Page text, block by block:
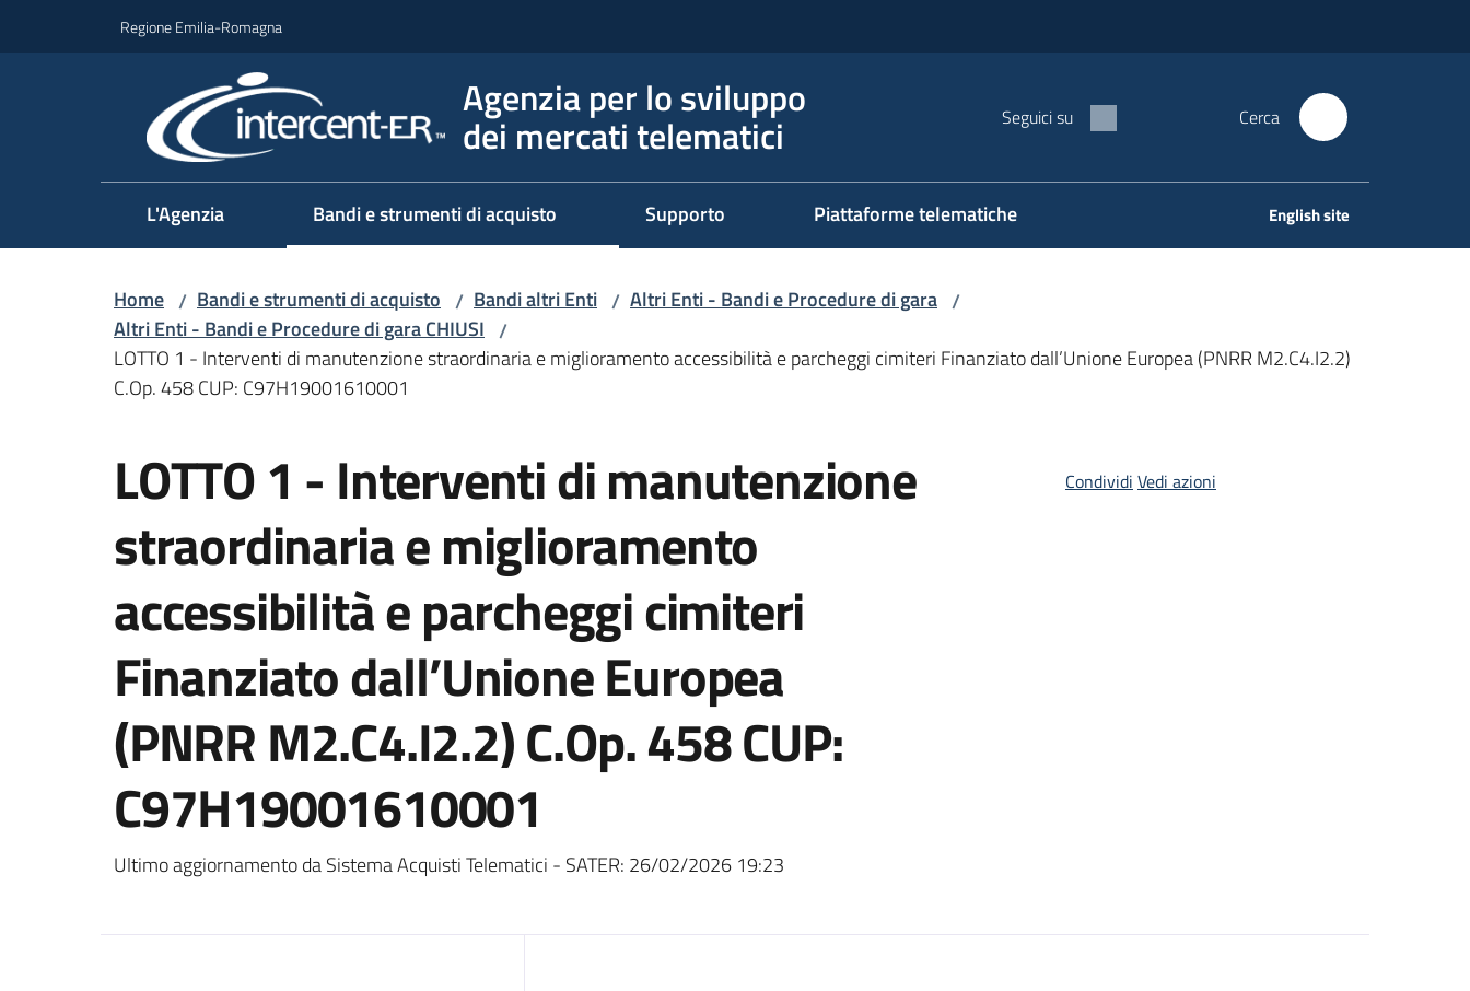
Regione Emilia-Romagna
Agenzia per lo sviluppo
dei mercati telematici Seguici su Cerca
L'Agenzia Bandi e strumenti di acquisto Supporto Piattaforme telematiche English site
Home / Bandi e strumenti di acquisto / Bandi altri Enti / Altri Enti - Bandi e Procedure di gara /
Altri Enti - Bandi e Procedure di gara CHIUSI /
LOTTO 1 - Interventi di manutenzione straordinaria e miglioramento accessibilità e parcheggi cimiteri Finanziato dall’Unione Europea (PNRR M2.C4.I2.2)
C.Op. 458 CUP: C97H19001610001
LOTTO 1 - Interventi di manutenzione
straordinaria e miglioramento
accessibilità e parcheggi cimiteri
Finanziato dall’Unione Europea
(PNRR M2.C4.I2.2) C.Op. 458 CUP:
C97H19001610001
Ultimo aggiornamento da Sistema Acquisti Telematici - SATER: 26/02/2026 19:23
Condividi Vedi azioni